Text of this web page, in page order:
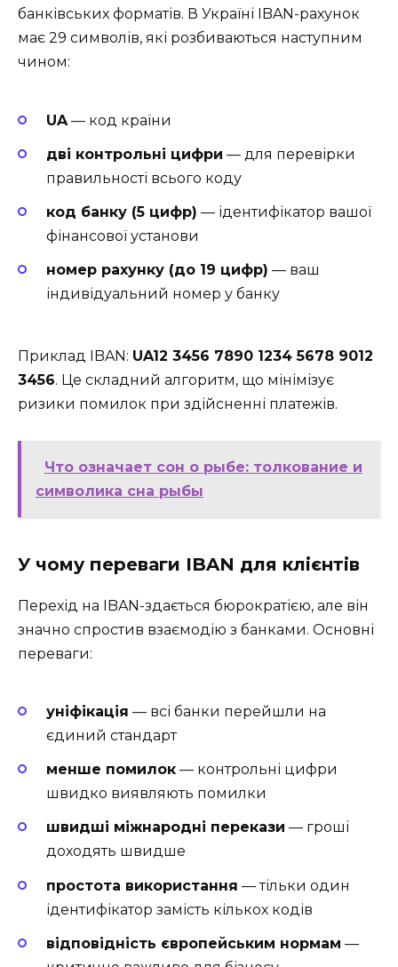
банківських форматів. В Україні IBAN-рахунок
має 29 символів, які розбиваються наступним
чином:
UA — код країни
дві контрольні цифри — для перевірки
правильності всього коду
код банку (5 цифр) — ідентифікатор вашої
фінансової установи
номер рахунку (до 19 цифр) — ваш
індивідуальний номер у банку
Приклад IBAN: UA12 3456 7890 1234 5678 9012
3456. Це складний алгоритм, що мінімізує
ризики помилок при здійсненні платежів.
Что означает сон о рыбе: толкование и
символика сна рыбы
У чому переваги IBAN для клієнтів
Перехід на IBAN-здається бюрократією, але він
значно спростив взаємодію з банками. Основні
переваги:
уніфікація — всі банки перейшли на
єдиний стандарт
менше помилок — контрольні цифри
швидко виявляють помилки
швидші міжнародні перекази — гроші
доходять швидше
простота використання — тільки один
ідентифікатор замість кількох кодів
відповідність європейським нормам —